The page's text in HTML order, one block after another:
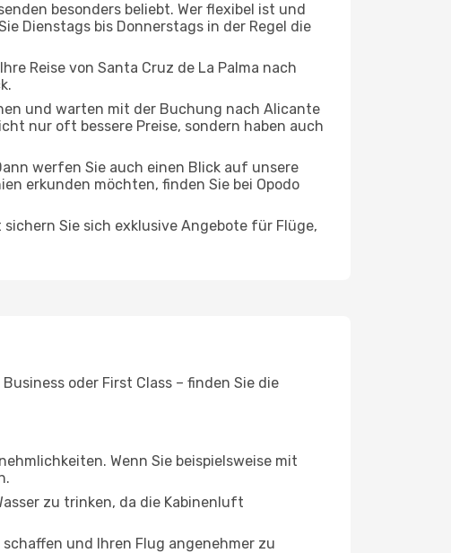
besonders beliebt. Wer flexibel ist und
Dienstags bis Donnerstags in der Regel die
Reise von Santa Cruz de La Palma nach
und warten mit der Buchung nach Alicante
nur oft bessere Preise, sondern haben auch
werfen Sie auch einen Blick auf unsere
erkunden möchten, finden Sie bei Opodo
Sie sich exklusive Angebote für Flüge,
oder First Class – finden Sie die
Wenn Sie beispielsweise mit
zu trinken, da die Kabinenluft
und Ihren Flug angenehmer zu